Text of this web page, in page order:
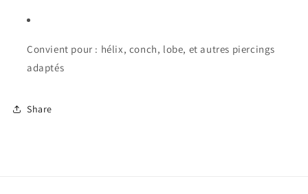
Convient pour : hélix, conch, lobe, et autres piercings
adaptés
Share